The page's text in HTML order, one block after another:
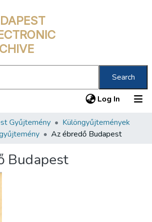
Search
Log In (current)
Gyűjtemény
Különgyűjtemények
Az ébredő Budapest
Budapest